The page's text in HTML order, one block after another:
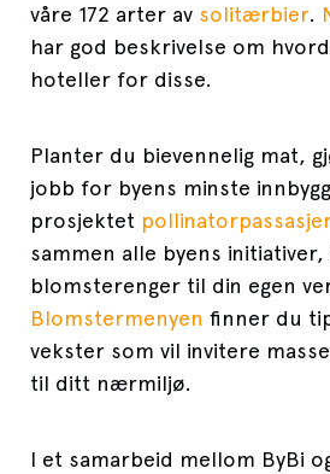
våre 172 arter av solitærbier.
har god beskrivelse om
hoteller for disse.
Planter du bievennelig mat,
jobb for byens minste
prosjektet
sammen alle byens
blomsterenger til din egen
Blomstermenyen finner du
vekster som vil invitere
til ditt nærmiljø.
I et samarbeid mellom ByBi